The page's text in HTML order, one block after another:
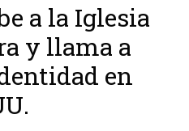
a la Iglesia
y llama a
en